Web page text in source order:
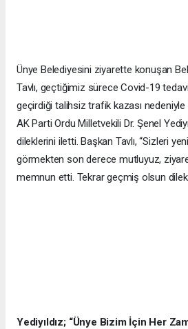
Ünye Belediyesini ziyarette konuşan
Tavlı, geçtiğimiz sürece Covid-19
geçirdiği talihsiz trafik kazası
AK Parti Ordu Milletvekili Dr. Şenel
dileklerini iletti. Başkan Tavlı, “Sizleri
görmekten son derece mutluyuz,
memnun etti. Tekrar geçmiş olsun
Yediyıldız; “Ünye Bizim İçin Her